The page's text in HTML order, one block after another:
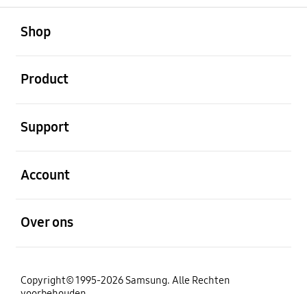
Shop
Product
Support
Account
Over ons
Copyright© 1995-2026 Samsung. Alle Rechten